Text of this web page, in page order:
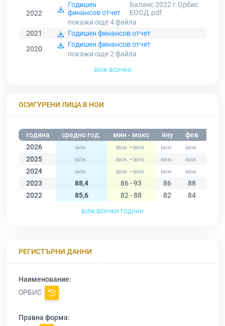
2022
Годишен
финансов отчет
Баланс 2022 г.Орбис
ЕООД.pdf
покажи още 4файла
2021
Годишен финансов отчет
2020
Годишен финансов отчет
покажи още 2файла
виж всички
ОСИГУРЕНИ ЛИЦА В НОИ
година средно год. мин - макс яну фев
2026
-
2025
-
2024
-
2023
88,4 86 - 93 86 88
2022
85,6 82 - 88 82 84
виж всички години
РЕГИСТЪРНИ ДАННИ
Наименование:
ОРБИС
Правна форма: